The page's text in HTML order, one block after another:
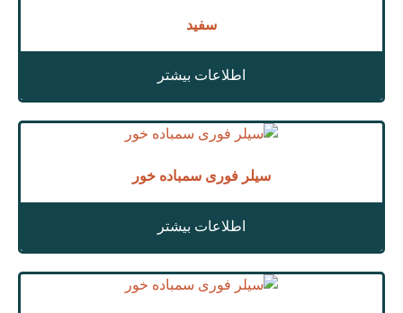
سفید
اطلاعات بیشتر
سیلر فوری سمباده خور
اطلاعات بیشتر